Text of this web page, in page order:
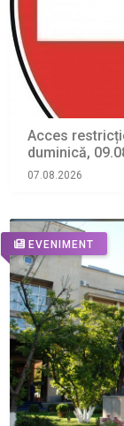
Acces
duminică,
07.08.2026
EVENIMENT